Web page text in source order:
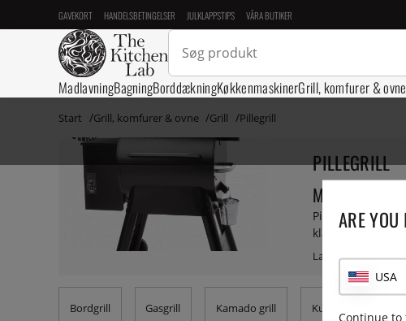
GAVEKORT HANDELSBETINGELSER JULKLAPPSTIPS VÅRA BUTIKER
MadlavningBagningBorddækningKøkkenmaskinerGrill, komfurer & ovne
Start Grill, komfurer & ovne Grill Pillegrill
PILLEGRILL
Miljøvenlig
Pillegrill fra
klassiske low &
højeffektiv
piller,
Bordgrill Gasgrill Kamado grill Kulgrill
ARE
USA
Continue